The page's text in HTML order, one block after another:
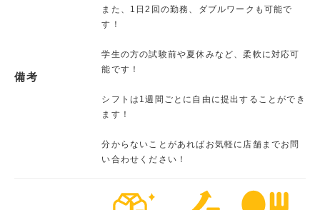
備考
また、1日2回の勤務、ダブルワークも可能で
す！
学生の方の試験前や夏休みなど、柔軟に対応可
能です！
シフトは1週間ごとに自由に提出することができ
ます！
分からないことがあればお気軽に店舗までお問
い合わせください！